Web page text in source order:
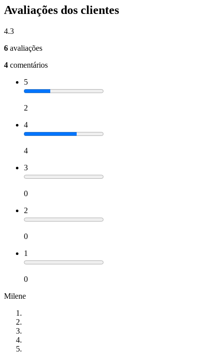
Avaliações dos clientes
4.3
6 avaliações
4 comentários
5
2
4
4
3
0
2
0
1
0
Milene